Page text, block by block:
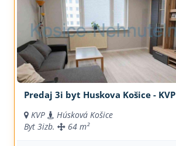
Predaj 3i byt Huskova Košice - KVP
KVP
Húsková Košice
Byt 3izb. 64 m²